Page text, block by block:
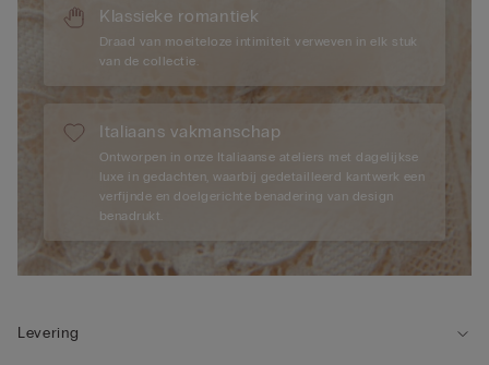
Klassieke romantiek
Draad van moeiteloze intimiteit verweven in elk stuk
van de collectie.
Italiaans vakmanschap
Ontworpen in onze Italiaanse ateliers met dagelijkse
luxe in gedachten, waarbij gedetailleerd kantwerk een
verfijnde en doelgerichte benadering van design
benadrukt.
Levering